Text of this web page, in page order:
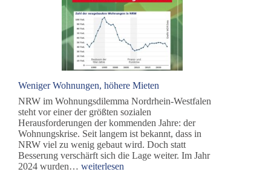
Weniger Wohnungen, höhere Mieten
NRW im Wohnungsdilemma Nordrhein-Westfalen
steht vor einer der größten sozialen
Herausforderungen der kommenden Jahre: der
Wohnungskrise. Seit langem ist bekannt, dass in
NRW viel zu wenig gebaut wird. Doch statt
Besserung verschärft sich die Lage weiter. Im Jahr
2024 wurden…Weniger
weiterlesen